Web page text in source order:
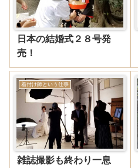
日本の結婚式２８号発
売！
着付け師という仕事
雑誌撮影も終わり一息